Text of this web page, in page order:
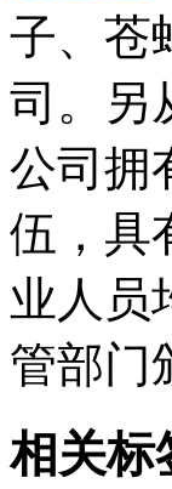
子、苍
司。另
公司拥
伍，具
业人员
管部门
相关标